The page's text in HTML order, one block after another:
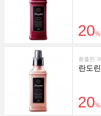
20%
20%